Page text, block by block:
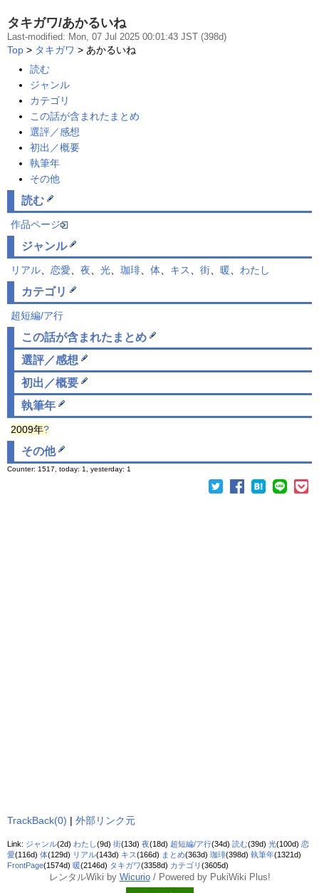
タキガワ/あかるいね
Last-modified: Mon, 07 Jul 2025 00:01:43 JST (398d)
Top > タキガワ > あかるいね
読む
ジャンル
カテゴリ
この話が含まれたまとめ
選評／感想
初出／概要
執筆年
その他
読む
作品ページ
ジャンル
リアル 恋愛 夜 光 珈琲 体 キス 街 暖 わたし
カテゴリ
超短編/ア行
この話が含まれた まとめ
選評／感想
初出／概要
執筆年
2009年?
その他
Counter: 1517, today: 1, yesterday: 1
TrackBack(0) | 外部リンク元
Link: ジャンル(2d) わたし(9d) 街(13d) 夜(18d) 超短編/ア行(34d) 読む(39d) 光(100d) 恋
愛(116d) 体(129d) リアル(143d) キス(166d) まとめ(363d) 珈琲(398d) 執筆年(1321d)
FrontPage(1574d) 暖(2146d) タキガワ(3358d) カテゴリ (3605d)
レンタルWiki by Wicurio/ Powered by PukiWiki Plus!